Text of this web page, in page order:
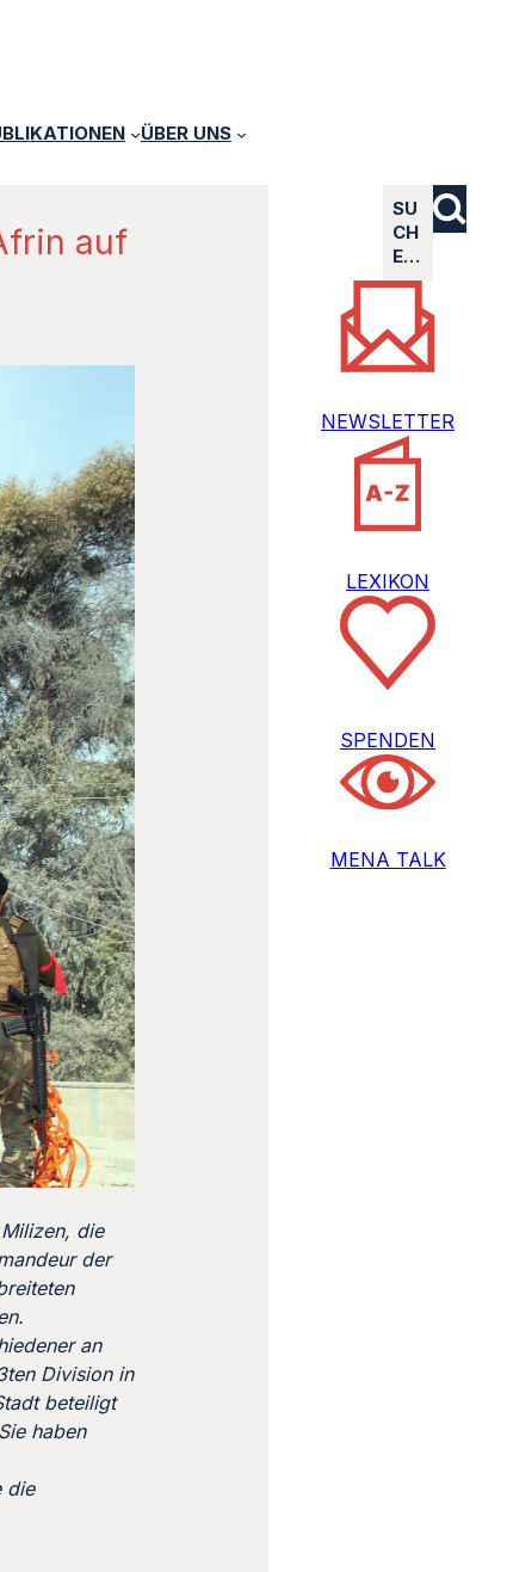
ÜBER UNS
auf
die
der
an
Division in
beteiligt
haben
die
SU
CH
E…
NEWSLETTER
LEXIKON
SPENDEN
MENA TALK